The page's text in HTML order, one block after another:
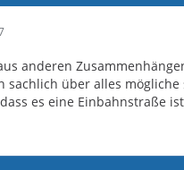
anderen
sachlich über alles mögliche
es eine Einbahnstraße